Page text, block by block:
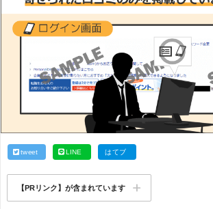
tweet LINE はてブ
【PRリンク】が含まれています